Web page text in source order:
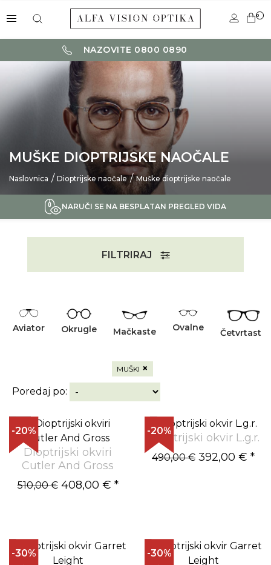
0
NAZOVITE 0800 0890
MUŠKE DIOPTRIJSKE NAOČALE
Naslovnica Dioptrijske naočale Muške dioptrijske naočale
NARUČI SE NA BESPLATAN PREGLED VIDA
FILTRIRAJ
Aviator Okrugle Mačkaste Ovalne Četvrtaste
MUŠKI ×
Poredaj po:
-20%
Dioptrijski okviri
Cutler And Gross
510,00 €408,00 € *
-20%
Dioptrijski okvir L.g.r.
490,00 € 392,00 € *
-30% -30%